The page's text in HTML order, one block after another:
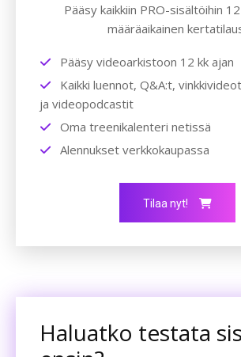
Pääsy kaikkiin PRO-sisältöihin
määräaikainen
Pääsy videoarkistoon 12 kk ajan
Kaikki luennot, Q&A:t,
ja videopodcastit
Oma treenikalenteri netissä
Alennukset verkkokaupassa
Tilaa nyt!
Haluatko testata